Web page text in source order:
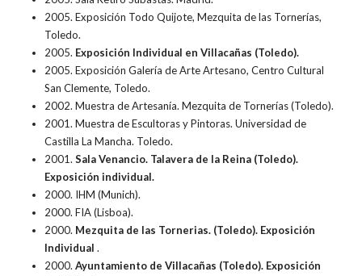
2005. Exposición Todo Quijote, Mezquita de las Tornerías,
Toledo.
2005. Exposición Individual en Villacañas (Toledo).
2005. Exposición Galería de Arte Artesano, Centro Cultural
San Clemente, Toledo.
2002. Muestra de Artesanía. Mezquita de Tornerías (Toledo).
2001. Muestra de Escultoras y Pintoras. Universidad de
Castilla La Mancha. Toledo.
2001. Sala Venancio. Talavera de la Reina (Toledo).
Exposición individual.
2000. IHM (Munich).
2000. FIA (Lisboa).
2000. Mezquita de las Tornerias. (Toledo). Exposición
Individual .
2000. Ayuntamiento de Villacañas (Toledo). Exposición